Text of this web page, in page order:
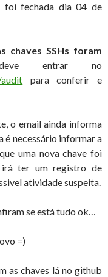
foi fechada dia 04 de
chaves SSHs foram
entrar no
audit para conferir e
o email ainda informa
é necessário informar a
uma nova chave foi
irá ter um registro de
atividade suspeita.
se está tudo ok…
=)
as chaves lá no github